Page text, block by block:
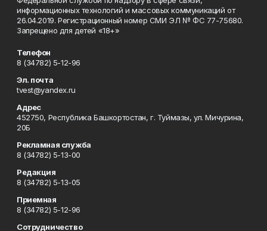
информационных технологий и массовых коммуникаций от
26.04.2019. Регистрационный номер СМИ ЭЛ № ФС 77-75680.
Запрещено для детей «18+»
Телефон
8 (34782) 5-12-96
Эл. почта
tvest@yandex.ru
Адрес
452750, Республика Башкортостан, г. Туймазы, ул. Мичурина,
20Б
Рекламная служба
8 (34782) 5-13-00
Редакция
8 (34782) 5-13-05
Приемная
8 (34782) 5-12-96
Сотрудничество